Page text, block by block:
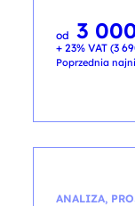
od
Pierwotna
cena
wynosiła:
3 900,00 PLN.
3
Aktualna
cena
wynosi:
3 000,00 PLN.
+ 23% VAT (3
Poprzednia
ANALIZA,